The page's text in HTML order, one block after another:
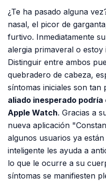
¿Te ha pasado alguna
nasal, el picor de
furtivo. Inmediatamente
alergia primaveral o
Distinguir entre ambos
quebradero de cabeza,
síntomas iniciales son tan
aliado inesperado
Apple Watch. Gracias a
nueva aplicación
algunos usuarios ya
inteligente les ayuda a
lo que le ocurre a su
síntomas se manifiesten